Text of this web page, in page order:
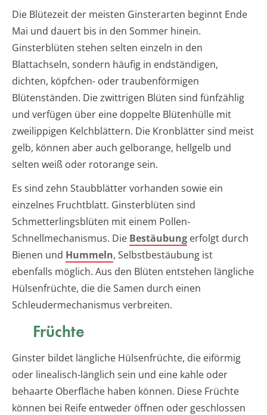
Die Blütezeit der meisten Ginsterarten beginnt Ende
Mai und dauert bis in den Sommer hinein.
Ginsterblüten stehen selten einzeln in den
Blattachseln, sondern häufig in endständigen,
dichten, köpfchen- oder traubenförmigen
Blütenständen. Die zwittrigen Blüten sind fünfzählig
und verfügen über eine doppelte Blütenhülle mit
zweilippigen Kelchblättern. Die Kronblätter sind meist
gelb, können aber auch gelborange, hellgelb und
selten weiß oder rotorange sein.
Es sind zehn Staubblätter vorhanden sowie ein
einzelnes Fruchtblatt. Ginsterblüten sind
Schmetterlingsblüten mit einem Pollen-
Schnellmechanismus. Die Bestäubung erfolgt durch
Bienen und Hummeln, Selbstbestäubung ist
ebenfalls möglich. Aus den Blüten entstehen längliche
Hülsenfrüchte, die die Samen durch einen
Schleudermechanismus verbreiten.
Früchte
Ginster bildet längliche Hülsenfrüchte, die eiförmig
oder linealisch-länglich sein und eine kahle oder
behaarte Oberfläche haben können. Diese Früchte
können bei Reife entweder öffnen oder geschlossen